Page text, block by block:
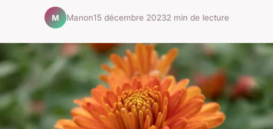
M Manon15 décembre 20232 min de lecture